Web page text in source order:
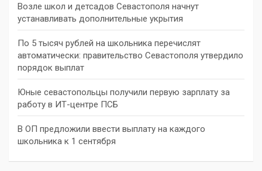
Возле школ и детсадов Севастополя начнут
устанавливать дополнительные укрытия
По 5 тысяч рублей на школьника перечислят
автоматически: правительство Севастополя утвердило
порядок выплат
Юные севастопольцы получили первую зарплату за
работу в ИТ-центре ПСБ
В ОП предложили ввести выплату на каждого
школьника к 1 сентября